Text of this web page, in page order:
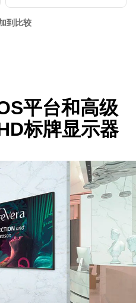
到比较
平台和高级
标牌显示器